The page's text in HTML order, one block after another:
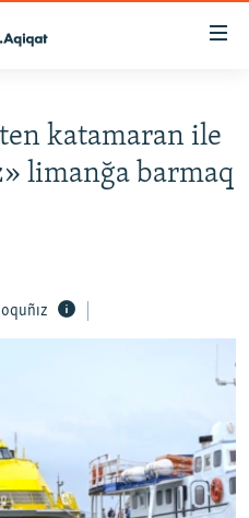
katamaran ile
limanğa barmaq